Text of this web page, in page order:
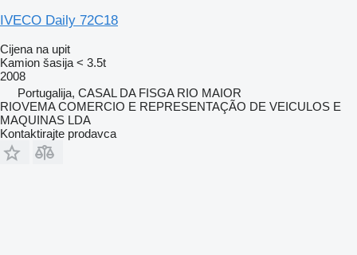
IVECO Daily 72C18
Cijena na upit
Kamion šasija < 3.5t
2008
Portugalija, CASAL DA FISGA RIO MAIOR
RIOVEMA COMERCIO E REPRESENTAÇÃO DE VEICULOS E
MAQUINAS LDA
Kontaktirajte prodavca